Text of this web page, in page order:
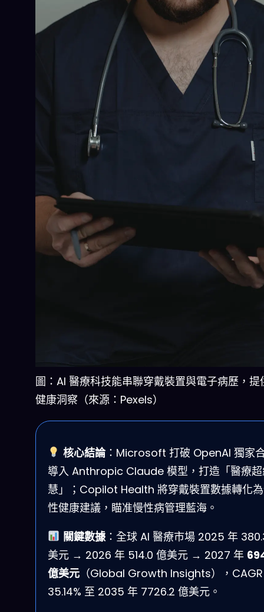
圖：AI 醫療科技能串聯穿戴裝置與電子病歷，提
健康洞察（來源：Pexels）
核心結論：Microsoft 打破 OpenAI 獨家
導入 Anthropic Claude 模型，打造「醫療
慧」；Copilot Health 將穿戴裝置數據轉化
性健康建議，瞄准慢性病管理藍海。
關鍵數據：全球 AI 醫療市場 2025 年
美元 → 2026 年 514.0 億美元 → 2027 年
億美元 （Global Growth Insights），CAGR
35.14% 至 2035 年 7726.2 億美元。